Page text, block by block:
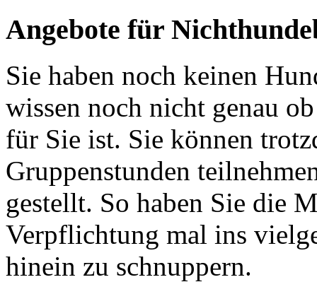
Angebote für
Sie haben noch keinen
wissen noch nicht genau
für Sie ist. Sie können
Gruppenstunden
gestellt. So haben Sie die
Verpflichtung mal ins
hinein zu schnuppern.